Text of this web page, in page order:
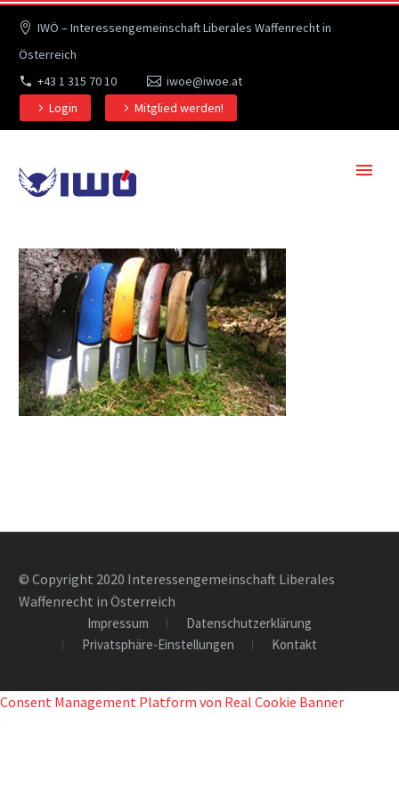
IWÖ – Interessengemeinschaft Liberales Waffenrecht in
Österreich
+43 1 315 70 10
iwoe@iwoe.at
Login
Mitglied werden!
© Copyright 2020 Interessengemeinschaft Liberales
Waffenrecht in Österreich
Impressum
Datenschutzerklärung
Privatsphäre-Einstellungen
Kontakt
Consent Management Platform von Real Cookie Banner